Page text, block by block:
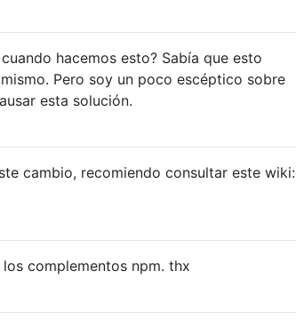
hacemos esto? Sabía que esto
Pero soy un poco escéptico sobre
esta solución.
cambio, recomiendo consultar este wiki:
complementos npm. thx